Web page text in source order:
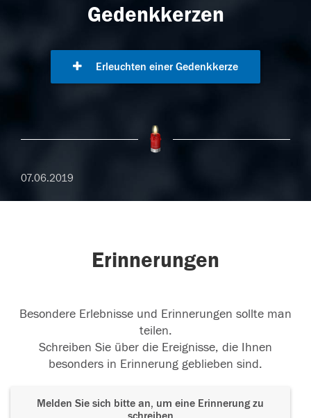
Gedenkkerzen
Erleuchten einer Gedenkkerze
07.06.2019
Erinnerungen
Besondere Erlebnisse und Erinnerungen sollte man
teilen.
Schreiben Sie über die Ereignisse, die Ihnen
besonders in Erinnerung geblieben sind.
Melden Sie sich bitte an, um eine Erinnerung zu